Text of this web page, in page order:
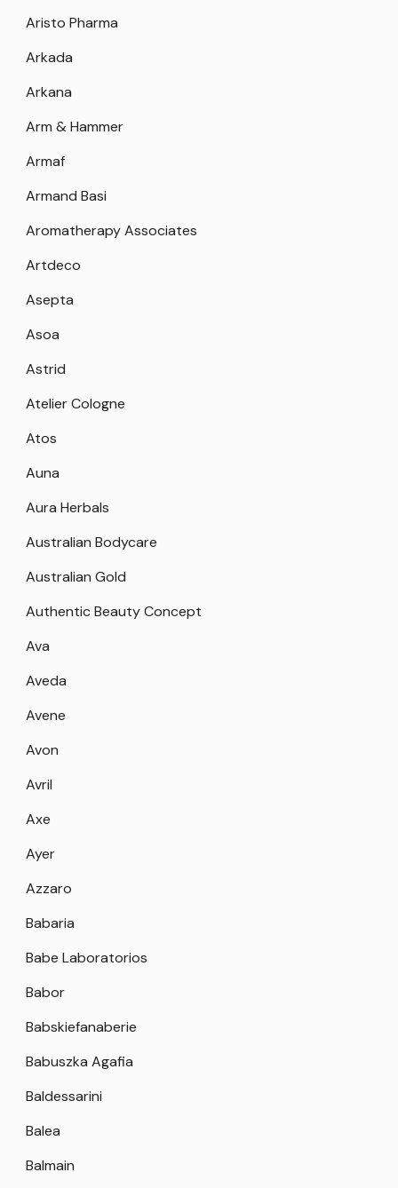
Aristo Pharma
Arkada
Arkana
Arm & Hammer
Armaf
Armand Basi
Aromatherapy Associates
Artdeco
Asepta
Asoa
Astrid
Atelier Cologne
Atos
Auna
Aura Herbals
Australian Bodycare
Australian Gold
Authentic Beauty Concept
Ava
Aveda
Avene
Avon
Avril
Axe
Ayer
Azzaro
Babaria
Babe Laboratorios
Babor
Babskiefanaberie
Babuszka Agafia
Baldessarini
Balea
Balmain